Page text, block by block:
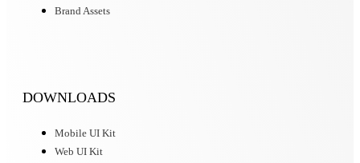
Brand Assets
DOWNLOADS
Mobile UI Kit
Web UI Kit